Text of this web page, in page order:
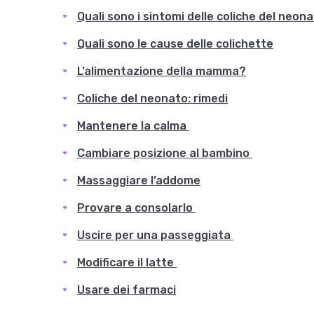
Quali sono i sintomi delle coliche del
Quali sono le cause delle colichette
L’alimentazione della mamma?
Coliche del neonato: rimedi
Mantenere la calma
Cambiare posizione al bambino
Massaggiare l’addome
Provare a consolarlo
Uscire per una passeggiata
Modificare il latte
Usare dei farmaci